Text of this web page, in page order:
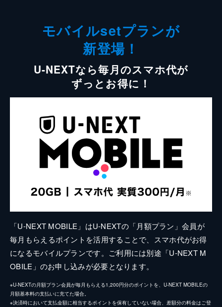
モバイルsetプランが
新登場！
U-NEXTなら毎月のスマホ代が
ずっとお得に！
「U-NEXT MOBILE」はU-NEXTの「月額プラン」会員が
毎月もらえるポイントを活用することで、スマホ代がお得
になるモバイルプランです。ご利用には別途「U-NEXT M
OBILE」のお申し込みが必要となります。
※U-NEXTの月額プラン会員が毎月もらえる1,200円分のポイントを、U-NEXT MOBILEの
月額基本料の支払いに充てた場合。
※決済時において支払金額に相当するポイントを保有していない場合、差額分の料金はご登